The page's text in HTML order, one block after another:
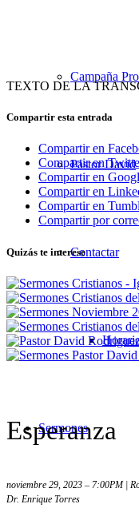
Campaña
Pastor David
Contactar
Sermones
TEXTO DE LA
Compartir esta entrada
Compartir en
Compartir en
Compartir en
Compartir en
Compartir en
Compartir por
Quizás te interese
Esperanza
noviembre 29, 2023 – 7:00PM |
Dr. Enrique Torres